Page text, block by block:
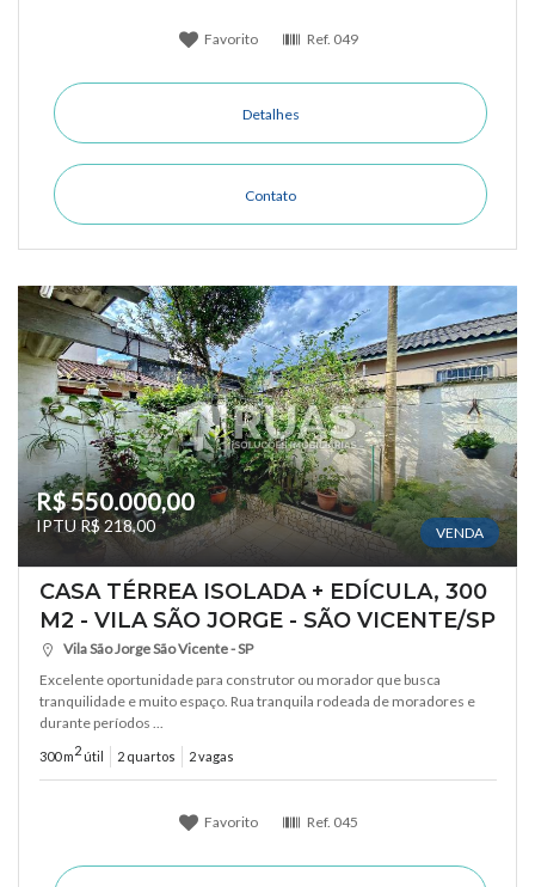
Favorito Ref. 049
Detalhes
Contato
R$ 550.000,00
IPTU R$ 218,00 VENDA
CASA TÉRREA ISOLADA + EDÍCULA, 300
M2 - VILA SÃO JORGE - SÃO VICENTE/SP
Vila São Jorge São Vicente - SP
Excelente oportunidade para construtor ou morador que busca
tranquilidade e muito espaço. Rua tranquila rodeada de moradores e
durante períodos ...
300 m2 útil 2 quartos 2 vagas
Favorito Ref. 045